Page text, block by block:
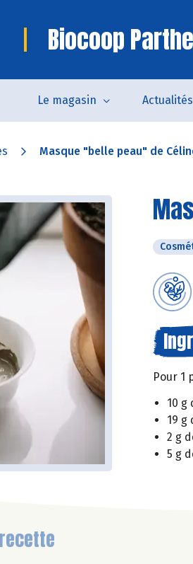
Biocoop
Le magasin Actualités
Masque "belle peau" de
Pour 1
10 g
19 g
2 g
5 g
recette